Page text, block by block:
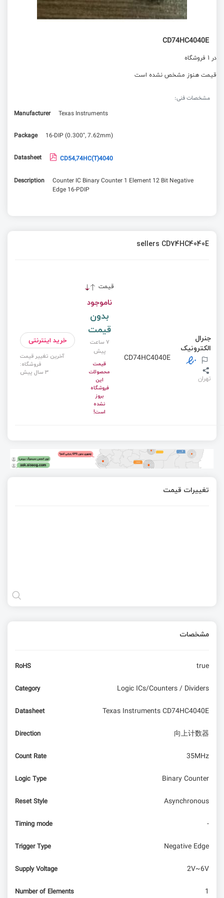
CD74HC4040E
در 1 فروشگاه
قیمت هنوز مشخص نشده است
مشخصات فنی:
Manufacturer
Texas Instruments
Package 16-DIP (0.300", 7.62mm)
Datasheet CD54,74HC(T)4040
Description
Counter IC Binary Counter 1 Element 12 Bit Negative
Edge 16-PDIP
sellers CD74HC4040E
قیمت
جنرال
الکترونیک
تهران
CD74HC4040E
ناموجود
بدون
قیمت
7 ساعت
پیش
قیمت
محصولات
این
فروشگاه
بروز
نشده
است!
خرید اینترنتی
آخرین تغییر قیمت
فروشگاه:
3 سال پیش
تغییرات قیمت
مشخصات
RoHS true
Category Logic ICs/Counters / Dividers
Datasheet Texas Instruments CD74HC4040E
Direction 向上计数器
Count Rate 35MHz
Logic Type Binary Counter
Reset Style Asynchronous
Timing mode -
Trigger Type Negative Edge
Supply Voltage 2V~6V
Number of Elements 1